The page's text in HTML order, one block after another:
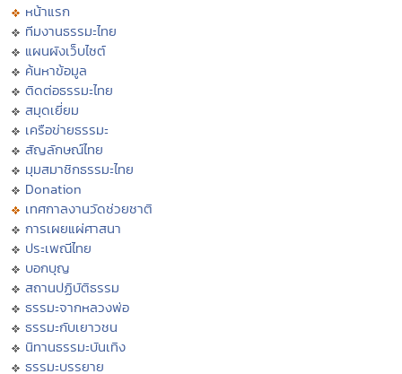
หน้าแรก
ทีมงานธรรมะไทย
แผนผังเว็บไซต์
ค้นหาข้อมูล
ติดต่อธรรมะไทย
สมุดเยี่ยม
เครือข่ายธรรมะ
สัญลักษณ์ไทย
มุมสมาชิกธรรมะไทย
Donation
เทศกาลงานวัดช่วยชาติ
การเผยแผ่ศาสนา
ประเพณีไทย
บอกบุญ
สถานปฏิบัติธรรม
ธรรมะจากหลวงพ่อ
ธรรมะกับเยาวชน
นิทานธรรมะบันเทิง
ธรรมะบรรยาย